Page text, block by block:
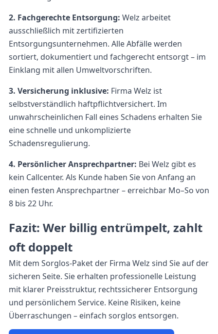
2. Fachgerechte Entsorgung: Welz arbeitet
ausschließlich mit zertifizierten
Entsorgungsunternehmen. Alle Abfälle werden
sortiert, dokumentiert und fachgerecht entsorgt – im
Einklang mit allen Umweltvorschriften.
3. Versicherung inklusive: Firma Welz ist
selbstverständlich haftpflichtversichert. Im
unwahrscheinlichen Fall eines Schadens erhalten Sie
eine schnelle und unkomplizierte
Schadensregulierung.
4. Persönlicher Ansprechpartner: Bei Welz gibt es
kein Callcenter. Als Kunde haben Sie von Anfang an
einen festen Ansprechpartner – erreichbar Mo–So von
8 bis 22 Uhr.
Fazit: Wer billig entrümpelt, zahlt
oft doppelt
Mit dem Sorglos-Paket der Firma Welz sind Sie auf der
sicheren Seite. Sie erhalten professionelle Leistung
mit klarer Preisstruktur, rechtssicherer Entsorgung
und persönlichem Service. Keine Risiken, keine
Überraschungen – einfach sorglos entsorgen.